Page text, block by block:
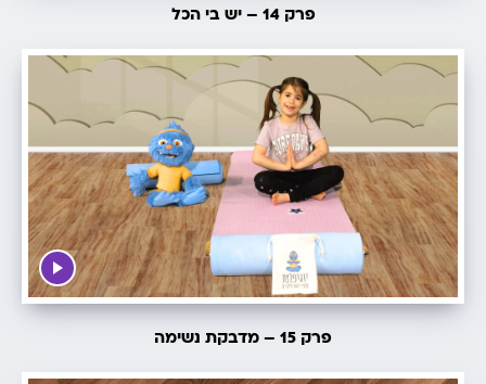
פרק 14 – יש בי הכל
פרק 15 – מדבקת נשימה